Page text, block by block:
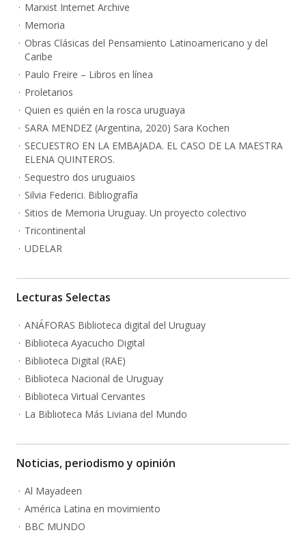
Marxist Internet Archive
Memoria
Obras Clásicas del Pensamiento Latinoamericano y del
Caribe
Paulo Freire – Libros en línea
Proletarios
Quien es quién en la rosca uruguaya
SARA MENDEZ (Argentina, 2020) Sara Kochen
SECUESTRO EN LA EMBAJADA. EL CASO DE LA MAESTRA
ELENA QUINTEROS.
Sequestro dos uruguaios
Silvia Federici. Bibliografía
Sitios de Memoria Uruguay. Un proyecto colectivo
Tricontinental
UDELAR
Lecturas Selectas
ANÁFORAS Biblioteca digital del Uruguay
Biblioteca Ayacucho Digital
Biblioteca Digital (RAE)
Biblioteca Nacional de Uruguay
Biblioteca Virtual Cervantes
La Biblioteca Más Liviana del Mundo
Noticias, periodismo y opinión
Al Mayadeen
América Latina en movimiento
BBC MUNDO